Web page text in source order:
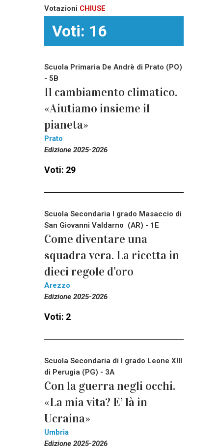
Votazioni CHIUSE
Voti: 16
Scuola Primaria De Andrè di Prato (PO)
- 5B
Il cambiamento climatico.
«Aiutiamo insieme il
pianeta»
Prato
Edizione 2025-2026
Voti: 29
Scuola Secondaria I grado Masaccio di
San Giovanni Valdarno (AR) - 1E
Come diventare una
squadra vera. La ricetta in
dieci regole d’oro
Arezzo
Edizione 2025-2026
Voti: 2
Scuola Secondaria di I grado Leone XIII
di Perugia (PG) - 3A
Con la guerra negli occhi.
«La mia vita? E’ là in
Ucraina»
Umbria
Edizione 2025-2026